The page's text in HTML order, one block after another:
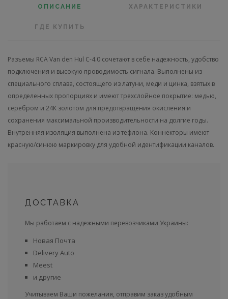
ОПИСАНИЕ ХАРАКТЕРИСТИКИ
ГДЕ КУПИТЬ
Разъемы RCA Van den Hul C-4.0 сочетают в себе надежность, удобство
подключения и высокую проводимость сигнала. Выполнены из
специального сплава, состоящего из латуни, меди и цинка, взятых в
определенных пропорциях и имеют трехслойное покрытие: медью,
серебром и 24К золотом для предотвращения окисления и
сохранения максимальной производительности на долгие годы.
Внутренняя изоляция выполнена из тефлона. Коннекторы имеют
красную/синюю маркировку для удобной идентификации каналов.
ДОСТАВКА
Мы работаем с надежными перевозчиками Украины:
Новая Почта
Delivery Auto
Meest
и другие
Учитываем Ваши пожелания, отправим заказ удобным